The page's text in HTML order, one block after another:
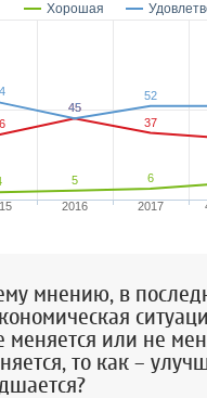
45
37
45
52
5 6
Хорошая
2016 2017
мнению, в
меняется или не
то как –